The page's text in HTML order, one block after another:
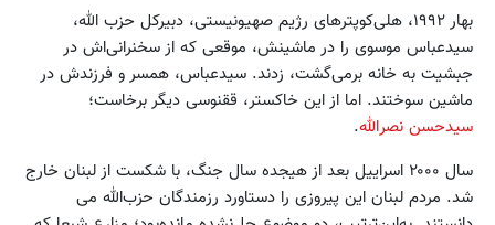
بهار ۱۹۹۲، هلی‌کوپترهای رژیم صهیونیستی، دبیرکل حزب الله،
سیدعباس موسوی را در ماشینش، موقعی که از سخنرانی‌اش در
جبشیت به خانه برمی‌گشت، زدند. سیدعباس، همسر و فرزندش در
ماشین سوختند. اما از این خاکستر، ققنوسی دیگر برخاست؛
سیدحسن نصرالله.
سال ۲۰۰۰ اسراییل بعد از هیجده سال جنگ، با شکست از لبنان خارج
شد. مردم لبنان این پیروزی را دستاورد رزمندگان حزب‌الله می